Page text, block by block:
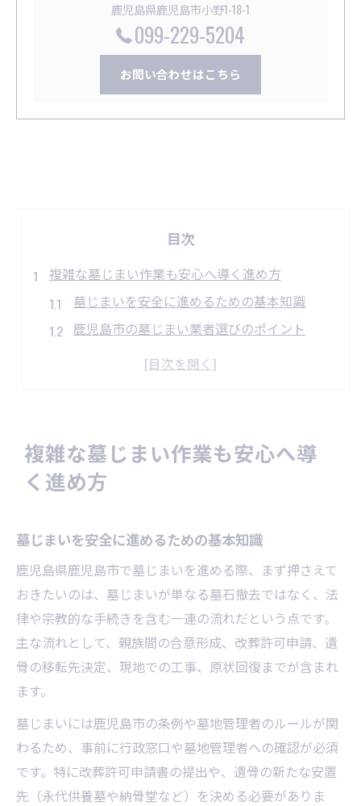
鹿児島県鹿児島市小野1-18-1
099-229-5204
お問い合わせはこちら
目次
複雑な墓じまい作業も安心へ導く進め方
墓じまいを安全に進めるための基本知識
鹿児島市の墓じまい業者選びのポイント
墓じまい補助金を活用した安心作業法
墓じまいの同意形成で大切なポイント解説
鹿児島市の墓じまい費用と内訳比較のコツ
補助金申請を失敗しないための注意点
遺骨の取り出しや閉眼供養の流れ解説
鹿児島市での改葬申請と必要書類の流れ
改葬許可申請書の正しい記入方法と提出先
墓じまいで必要な書類と手続き一覧
遺骨移転時の行政手続き徹底ガイド
墓じまいに不可欠な証明書や添付書類整理
術
費用面で失敗しない墓じまいのコツとは
複雑な墓じまい作業も安心へ導
く進め方
墓じまいを安全に進めるための基本知識
鹿児島県鹿児島市で墓じまいを進める際、まず押さえて
おきたいのは、墓じまいが単なる墓石撤去ではなく、法
律や宗教的な手続きを含む一連の流れだという点です。
主な流れとして、親族間の合意形成、改葬許可申請、遺
骨の移転先決定、現地での工事、原状回復までが含まれ
ます。
墓じまいには鹿児島市の条例や墓地管理者のルールが関
わるため、事前に行政窓口や墓地管理者への確認が必須
です。特に改葬許可申請書の提出や、遺骨の新たな安置
先（永代供養墓や納骨堂など）を決める必要がありま